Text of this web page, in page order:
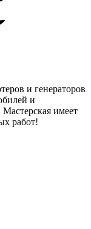
и генераторов
и
имеет
работ!